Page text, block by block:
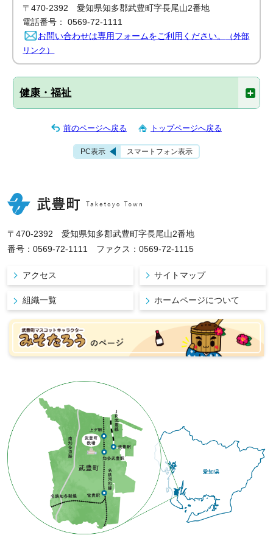
〒470-2392 愛知県知多郡武豊町字長尾山2番地
電話番号： 0569-72-1111
お問い合わせは専用フォームをご利用ください。
（外部
リンク）
健康・福祉
前のページへ戻る トップページへ戻る
PC表示 スマートフォン表示
〒470-2392 愛知県知多郡武豊町字長尾山2番地
番号：0569-72-1111 ファクス：0569-72-1115
アクセス サイトマップ
組織一覧 ホームページについて